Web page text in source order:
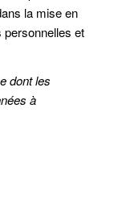
la mise en
personnelles et
dont les
à